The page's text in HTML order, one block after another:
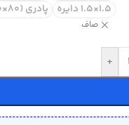
1.5×1.5 دایره
پادری (80×50)
صاف
+